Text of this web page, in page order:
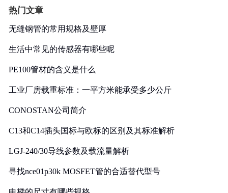
热门文章
无缝钢管的常用规格及壁厚
生活中常见的传感器有哪些呢
PE100管材的含义是什么
工业厂房载重标准：一平方米能承受多少公斤
CONOSTAN公司简介
C13和C14插头国标与欧标的区别及其标准解析
LGJ-240/30导线参数及载流量解析
寻找nce01p30k MOSFET管的合适替代型号